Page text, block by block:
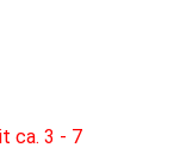
ca. 3 - 7